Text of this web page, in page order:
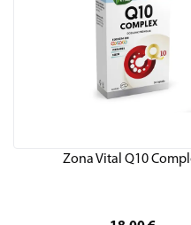
Zona Vital Q10